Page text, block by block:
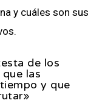
y cuáles son sus
de los
las
y que